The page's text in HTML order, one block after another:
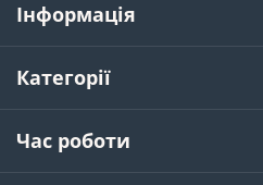
Інформація
Категорії
Час роботи